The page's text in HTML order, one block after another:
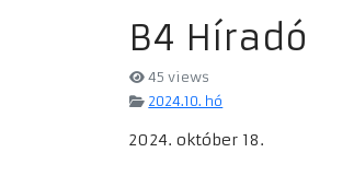
B4 Híradó
45 views
2024.10. hó
2024. október 18.